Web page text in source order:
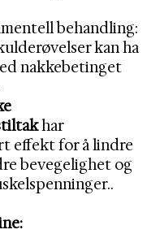
behandling:
kan ha
nakkebetinget
har
effekt for å lindre
bevegelighet og